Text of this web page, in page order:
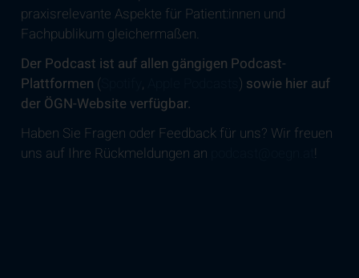
praxisrelevante Aspekte für Patient:innen und
Fachpublikum gleichermaßen.
Der Podcast ist auf allen gängigen Podcast-
Plattformen ( , ) sowie hier auf
der ÖGN-Website verfügbar.
Haben Sie Fragen oder Feedback für uns? Wir freuen
uns auf Ihre Rückmeldungen an
!